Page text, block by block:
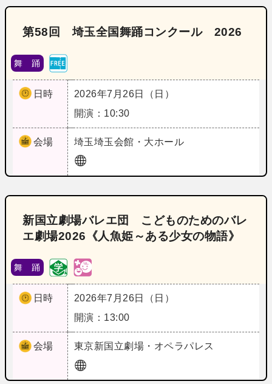
第58回 埼玉全国舞踊コンクール 2026
舞 踊
日時
2026年7月26日（日）
開演：10:30
会場 埼玉埼玉会館・大ホール
新国立劇場バレエ団 こどものためのバレ
エ劇場2026《人魚姫～ある少女の物語》
舞 踊
日時
2026年7月26日（日）
開演：13:00
会場 東京新国立劇場・オペラパレス